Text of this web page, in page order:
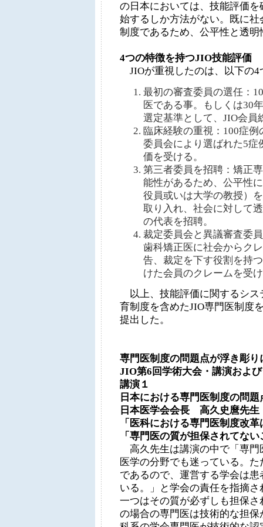
の日本においては、技能評価
始するしか方法がない。既に
制度であるため、公平性と透
4つの特徴を持つJIO技能評価
JIOが重視したのは、以下の4
最初の審査委員の選任：
医である事。もしくは30
選定基準として、JIO会員
臨床経験の重視：100症
委員会により選ばれた5症
価を受ける。
第三者委員を招聘：矯正
能性があるため、公平性
役員或いは大学の教授）
取り入れ、社会に対して
の代表を招聘。
裁定委員会と異議審査委
歯科矯正医に社会からク
告、裁定を下す役割を持
けた会員のクレームを受
以上、技能評価に関するシス
育制度を含めたJIO専門医制度
提出した。
専門医制度の問題点が浮き彫り
JIO第6回学術大会・講演およ
講演１
日本における専門医制度の問題
日本医学会会長 高久史麿先生
「医科における専門医制度改
「専門医の質が担保されてな
高久先生は講演の中で「専門
医学の分野でも迷っている。
であるので、運営する学会は
いる。」と学会の責任を指摘
一つはその質が必ずしも担保
の場合の専門医は技術的な担